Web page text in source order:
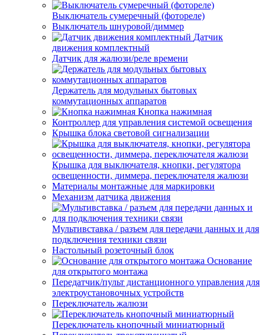
Выключатель сумеречный (фотореле)
Выключатель шнуровой/диммер
Датчик
движения комплектный
Датчик для жалюзи/реле времени
Держатель для модульных бытовых
коммутационных аппаратов
Кнопка нажимная
Контроллер для управления системой освещения
Крышка блока световой сигнализации
Крышка для выключателя, кнопки, регулятора
освещенности, диммера, переключателя жалюзи
Материалы монтажные для маркировки
Механизм датчика движения
Мультивставка / разъем для передачи данных и для
подключения техники связи
Настольный розеточный блок
Основание
для открытого монтажа
Передатчик/пульт дистанционного управления для
электроустановочных устройств
Переключатель жалюзи
Переключатель кнопочный миниатюрный